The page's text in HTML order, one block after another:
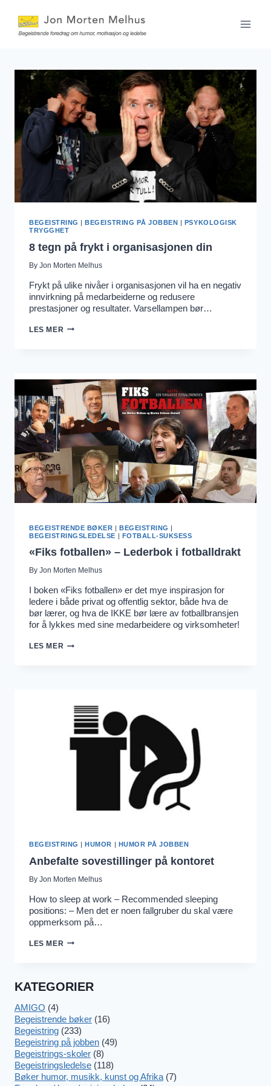
content
BEGEISTRING |BEGEISTRING PÅ JOBBEN | PSYKOLOGISK
TRYGGHET
8 tegn på frykt i organisasjonen din
By Jon Morten Melhus
Frykt på ulike nivåer i organisasjonen vil ha en negativ
innvirkning på medarbeiderne og redusere
prestasjoner og resultater. Varsellampen bør…
LES MER
DIN
BEGEISTRENDE BØKER |BEGEISTRING |
BEGEISTRINGSLEDELSE | FOTBALL-SUKSESS
«Fiks fotballen» – Lederbok i fotballdrakt
By Jon Morten Melhus
I boken «Fiks fotballen» er det mye inspirasjon for
ledere i både privat og offentlig sektor, både hva de
bør lærer, og hva de IKKE bør lære av fotballbransjen
for å lykkes med sine medarbeidere og virksomheter!
LES MER «FIKS
BEGEISTRING |HUMOR | HUMOR PÅ JOBBEN
Anbefalte sovestillinger på kontoret
By Jon Morten Melhus
How to sleep at work – Recommended sleeping
positions: – Men det er noen fallgruber du skal være
oppmerksom på…
LES MER ANBEFALTE
KATEGORIER
AMIGO (4)
Begeistrende bøker (16)
Begeistring (233)
Begeistring på jobben (49)
Begeistrings-skoler (8)
Begeistringsledelse (118)
Bøker humor, musikk, kunst og Afrika (7)